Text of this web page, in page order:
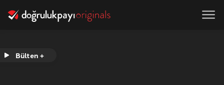
Bülten +